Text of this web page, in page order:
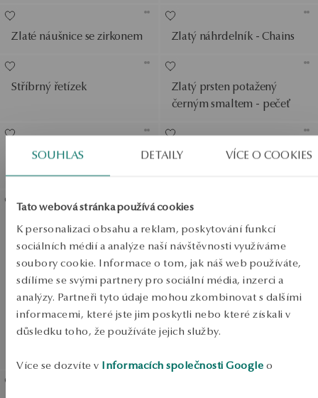
SOUHLAS DETAILY VÍCE O COOKIES
Tato webová stránka používá cookies
K personalizaci obsahu a reklam, poskytování funkcí
sociálních médií a analýze naší návštěvnosti využíváme
soubory cookie. Informace o tom, jak náš web používáte,
sdílíme se svými partnery pro sociální média, inzerci a
analýzy. Partneři tyto údaje mohou zkombinovat s dalšími
informacemi, které jste jim poskytli nebo které získali v
důsledku toho, že používáte jejich služby.
Více se dozvíte v Informacích společnosti Google o
Zlaté náušnice se zirkonem Zlatý náhrdelník - Chains
Stříbrný řetízek
Zlatý prsten potažený
černým smaltem - pečeť
Zlatý řetízek - grál
Mosazný prsten - lev - YES
zirkonem - YES x Zalewski
SALE
SALE
SALE
DO -50%